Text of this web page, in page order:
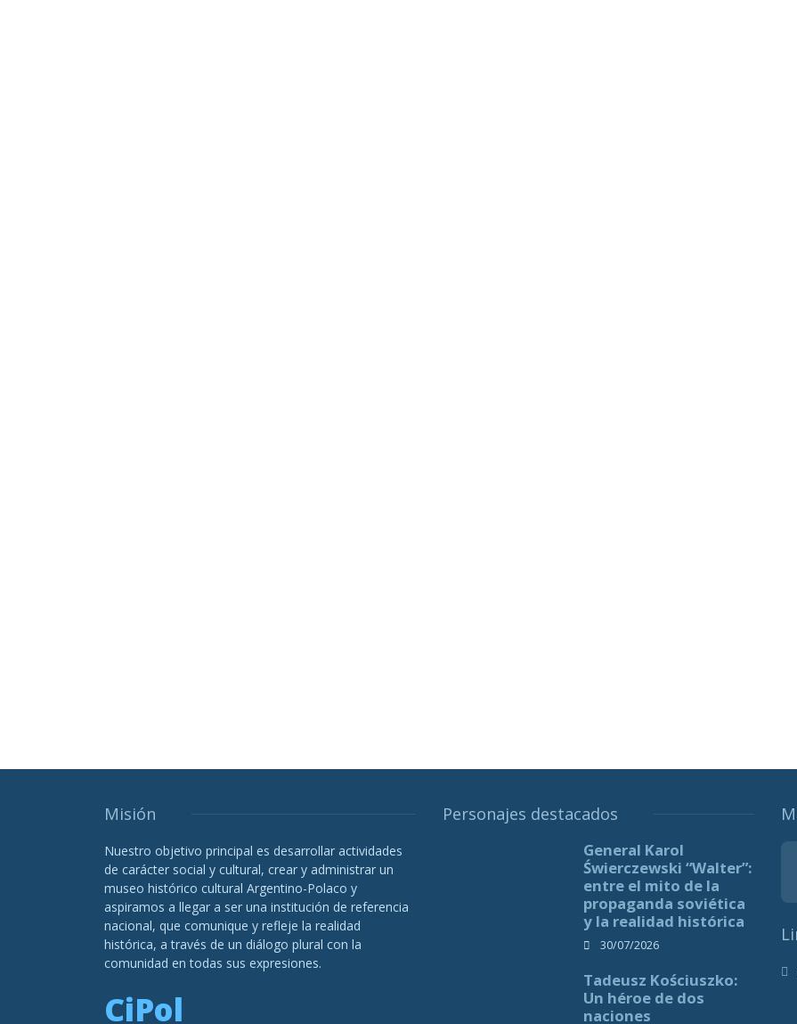
Misión
Nuestro objetivo principal es desarrollar actividades
de carácter social y cultural, crear y administrar un
museo histórico cultural Argentino-Polaco y
aspiramos a llegar a ser una institución de referencia
nacional, que comunique y refleje la realidad
histórica, a través de un diálogo plural con la
comunidad en todas sus expresiones.
CiPol
Personajes destacados
General Karol
Świerczewski “Walter”:
entre el mito de la
propaganda soviética
y la realidad histórica
30/07/2026
Tadeusz Kościuszko:
Un héroe de dos
naciones